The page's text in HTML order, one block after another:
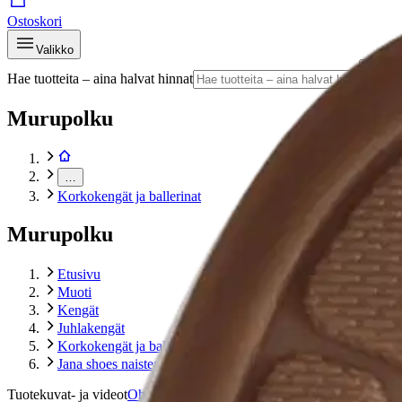
Ostoskori
Valikko
Hae tuotteita – aina halvat hinnat
Murupolku
Korkokengät ja ballerinat
Murupolku
Etusivu
Muoti
Kengät
Juhlakengät
Korkokengät ja ballerinat
Jana shoes naisten kiila-avokas
Tuotekuvat- ja videotOhita tuotekuvat